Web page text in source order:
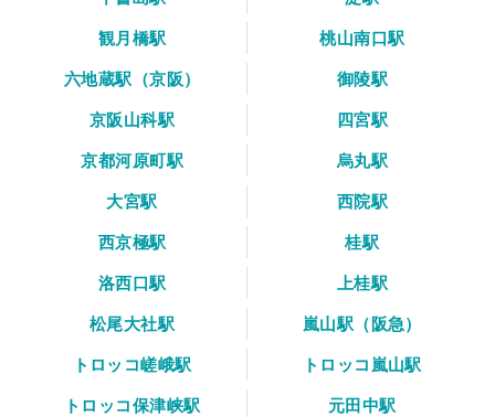
観月橋駅
桃山南口駅
六地蔵駅（京阪）
御陵駅
京阪山科駅
四宮駅
京都河原町駅
烏丸駅
大宮駅
西院駅
西京極駅
桂駅
洛西口駅
上桂駅
松尾大社駅
嵐山駅（阪急）
トロッコ嵯峨駅
トロッコ嵐山駅
トロッコ保津峡駅
元田中駅